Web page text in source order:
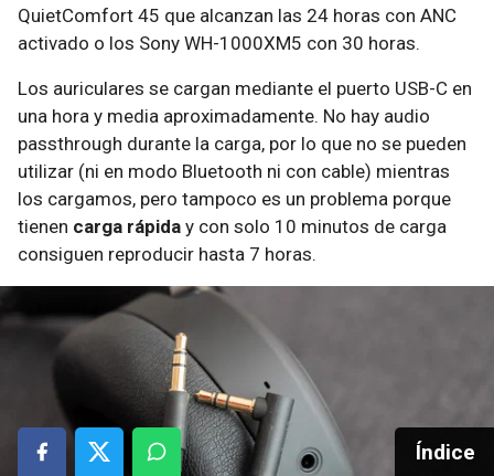
QuietComfort 45 que alcanzan las 24 horas con ANC
activado o los Sony WH-1000XM5 con 30 horas.
Los auriculares se cargan mediante el puerto USB-C en
una hora y media aproximadamente. No hay audio
passthrough durante la carga, por lo que no se pueden
utilizar (ni en modo Bluetooth ni con cable) mientras
los cargamos, pero tampoco es un problema porque
tienen carga rápida y con solo 10 minutos de carga
consiguen reproducir hasta 7 horas.
Índice